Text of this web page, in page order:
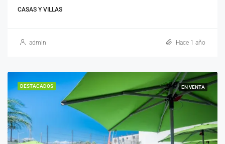
CASAS Y VILLAS
admin Hace 1 año
DESTACADOS EN VENTA